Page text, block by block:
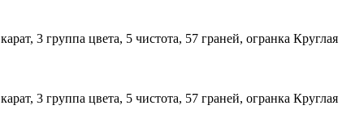
3 группа цвета, 5 чистота, 57 граней, огранка Круглая
3 группа цвета, 5 чистота, 57 граней, огранка Круглая